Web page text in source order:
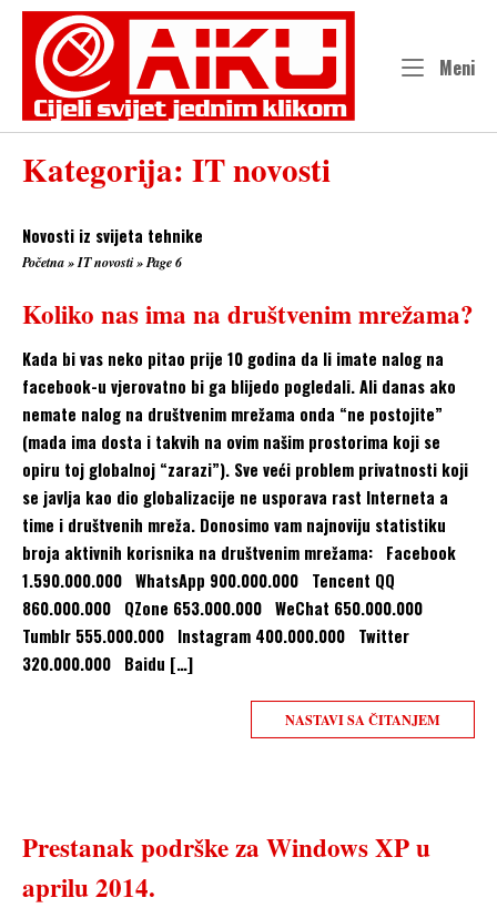
Skip
content
Meni
Kategorija: IT novosti
Novosti iz svijeta tehnike
Početna»IT novosti»Page 6
Koliko nas ima na društvenim mrežama?
Kada bi vas neko pitao prije 10 godina da li imate nalog na
facebook-u vjerovatno bi ga blijedo pogledali. Ali danas ako
nemate nalog na društvenim mrežama onda “ne postojite”
(mada ima dosta i takvih na ovim našim prostorima koji se
opiru toj globalnoj “zarazi”). Sve veći problem privatnosti koji
se javlja kao dio globalizacije ne usporava rast Interneta a
time i društvenih mreža. Donosimo vam najnoviju statistiku
broja aktivnih korisnika na društvenim mrežama: Facebook
1.590.000.000 WhatsApp 900.000.000 Tencent QQ
860.000.000 QZone 653.000.000 WeChat 650.000.000
Tumblr 555.000.000 Instagram 400.000.000 Twitter
320.000.000 Baidu […]
NASTAVI SA ČITANJEM
Prestanak podrške za Windows XP u
aprilu 2014.